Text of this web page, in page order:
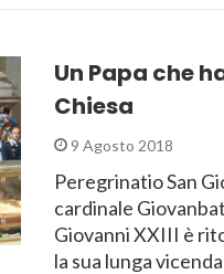
Un Papa che
Chiesa
9 Agosto 2018
Peregrinatio San
cardinale
Giovanni XXIII è
la sua lunga